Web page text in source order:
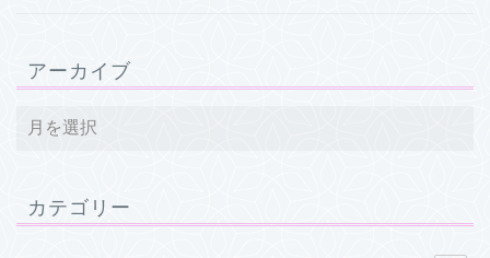
アーカイブ
カテゴリー